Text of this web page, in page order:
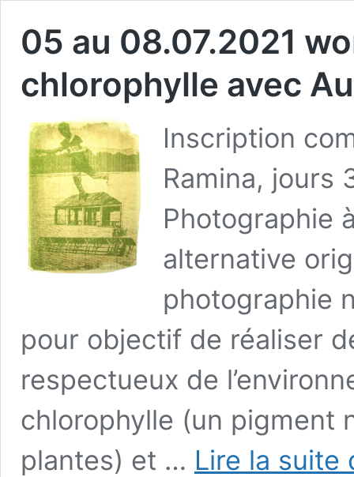
05 au 08.07.2021
chlorophylle avec
Inscription
Ramina, jours
Photographie
alternative
photographie
pour objectif de réaliser
respectueux de
chlorophylle (un pigment
plantes) et … Lire la suite